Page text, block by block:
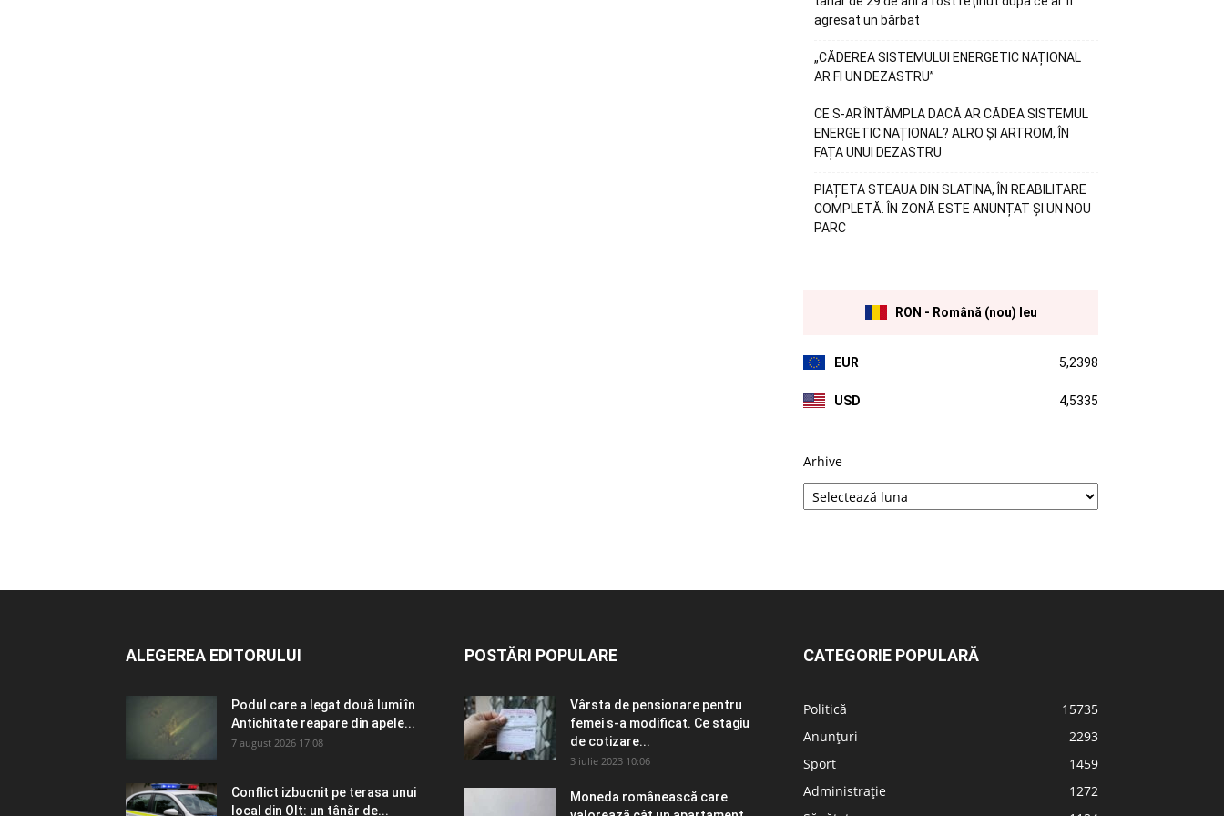
agresat un bărbat
„CĂDEREA SISTEMULUI ENERGETIC NAȚIONAL
AR FI UN DEZASTRU”
CE S-AR ÎNTÂMPLA DACĂ AR CĂDEA SISTEMUL
ENERGETIC NAȚIONAL? ALRO ȘI ARTROM, ÎN
FAȚA UNUI DEZASTRU
PIAȚETA STEAUA DIN SLATINA, ÎN REABILITARE
COMPLETĂ. ÎN ZONĂ ESTE ANUNȚAT ȘI UN NOU
PARC
RON - Română (nou) leu
EUR 5,2398
USD 4,5335
Arhive
ALEGEREA EDITORULUI
Podul care a legat două lumi în
Antichitate reapare din apele...
7 august 2026 17:08
Conflict izbucnit pe terasa unui
local din Olt: un tânăr de...
POSTĂRI POPULARE
Vârsta de pensionare pentru
femei s-a modificat. Ce stagiu
de cotizare...
3 iulie 2023 10:06
Moneda românească care
CATEGORIE POPULARĂ
Politică
15735
Anunțuri
2293
Sport
1459
Administrație
1272